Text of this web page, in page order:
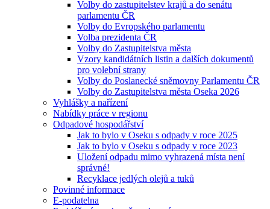
Volby do zastupitelstev krajů a do senátu
parlamentu ČR
Volby do Evropského parlamentu
Volba prezidenta ČR
Volby do Zastupitelstva města
Vzory kandidátních listin a dalších dokumentů
pro volební strany
Volby do Poslanecké sněmovny Parlamentu ČR
Volby do Zastupitelstva města Oseka 2026
Vyhlášky a nařízení
Nabídky práce v regionu
Odpadové hospodářství
Jak to bylo v Oseku s odpady v roce 2025
Jak to bylo v Oseku s odpady v roce 2023
Uložení odpadu mimo vyhrazená místa není
správné!
Recyklace jedlých olejů a tuků
Povinné informace
E-podatelna